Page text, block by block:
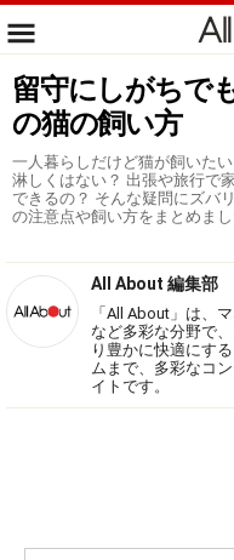
留守にしがちで
の猫の飼い方
一人暮らしだけど猫が飼いた
淋しくはない？ 出張や旅行で
できるの？ そんな疑問にズバ
の注意点や飼い方をまとめまし
All About 編集部
「All About」は、
など多彩な分野で
り豊かに快適にす
ムまで、多彩なコ
イトです。